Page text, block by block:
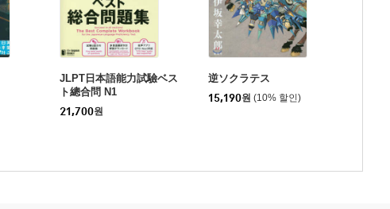
JLPT日本語能力試驗ベス
ト總合問 N1
21,700원
逆ソクラテス
15,190원 (10% 할인)